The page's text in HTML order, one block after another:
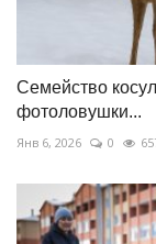
Семейство
фотоловушки...
Янв 6, 2026 0